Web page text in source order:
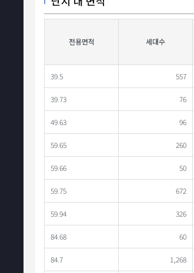
전용면적 세대수
39.5 557
39.73 76
49.63 96
59.65 260
59.66 50
59.75 672
59.94 326
84.68 60
84.7 1,268